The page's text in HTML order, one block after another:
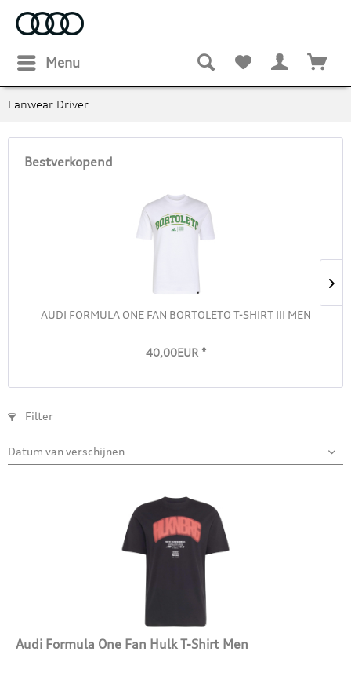
Menu
Fanwear Driver
Bestverkopend
AUDI FORMULA ONE FAN BORTOLETO T-SHIRT III MEN
40,00EUR *
Filter
Audi Formula One Fan Hulk T-Shirt Men